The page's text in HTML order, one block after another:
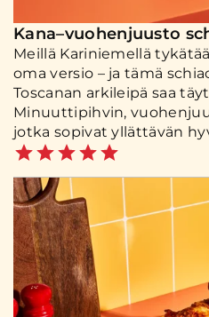
Kana–vuohenjuusto
Meillä Kariniemellä
oma versio – ja tämä
Toscanan arkileipä saa
Minuuttipihvin,
jotka sopivat yllättävän